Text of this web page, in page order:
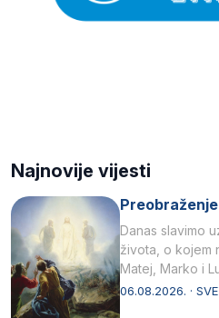
Najnovije vijesti
Danas slavimo
života, o kojem
Matej, Marko i
drugoj…
06.08.2026. ·